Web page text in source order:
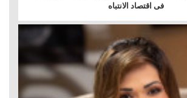
فى اقتصاد الانتباه